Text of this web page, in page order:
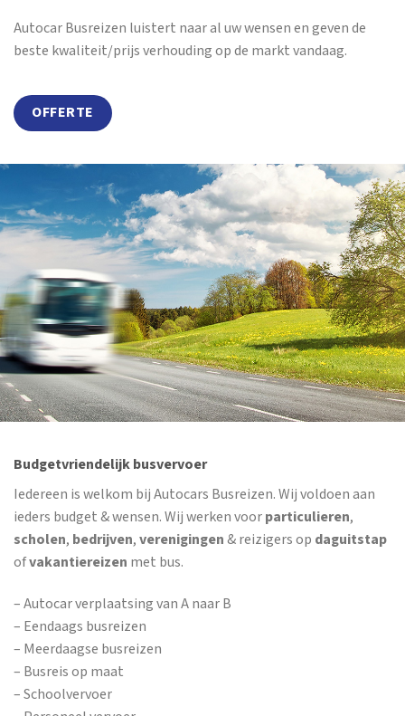
Autocar Busreizen luistert naar al uw wensen en geven de
beste kwaliteit/prijs verhouding op de markt vandaag.
OFFERTE
Budgetvriendelijk busvervoer
Iedereen is welkom bij Autocars Busreizen. Wij voldoen aan
ieders budget & wensen. Wij werken voorparticulieren,
scholen, bedrijven,verenigingen& reizigers op daguitstap
ofvakantiereizen met bus.
– Autocar verplaatsing van A naar B
– Eendaags busreizen
– Meerdaagse busreizen
– Busreis op maat
– Schoolvervoer